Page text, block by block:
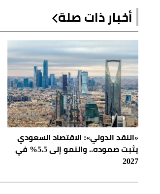
أخبار ذات صلة
«النقد الدولي»: الاقتصاد السعودي
يثبت صموده.. والنمو إلى 5.5% في
2027